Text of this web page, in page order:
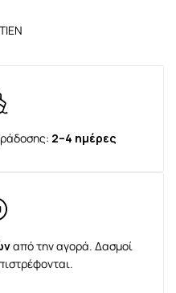
2–4 ημέρες
από την αγορά. Δασμοί